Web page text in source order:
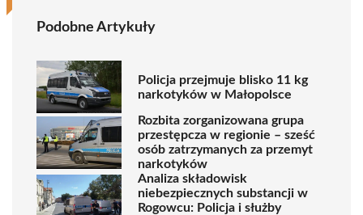
Podobne Artykuły
Policja przejmuje blisko 11 kg
narkotyków w Małopolsce
Rozbita zorganizowana grupa
przestępcza w regionie – sześć
osób zatrzymanych za przemyt
narkotyków
Analiza składowisk
niebezpiecznych substancji w
Rogowcu: Policja i służby